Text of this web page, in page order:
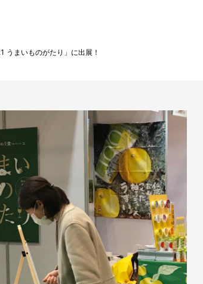
うまいものがたり」に出展！